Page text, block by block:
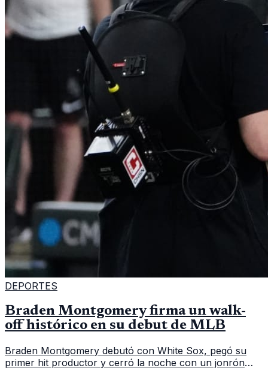
DEPORTES
Braden Montgomery firma un walk-
off histórico en su debut de MLB
Braden Montgomery debutó con White Sox, pegó su
primer hit productor y cerró la noche con un jonrón